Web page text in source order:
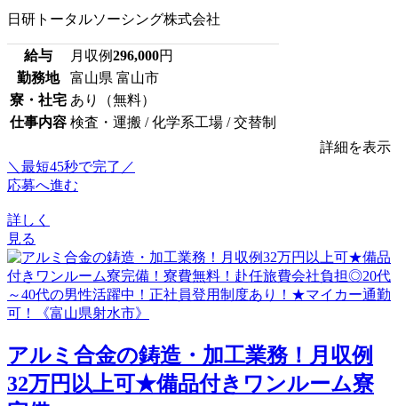
日研トータルソーシング株式会社
給与 月収例296,000円
勤務地
富山県 富山市
寮・社宅 あり（無料）
仕事内容 検査・運搬 / 化学系工場 / 交替制
詳細を表示
＼最短45秒で完了／
応募へ進む
詳しく
見る
アルミ合金の鋳造・加工業務！月収例
32万円以上可★備品付きワンルーム寮